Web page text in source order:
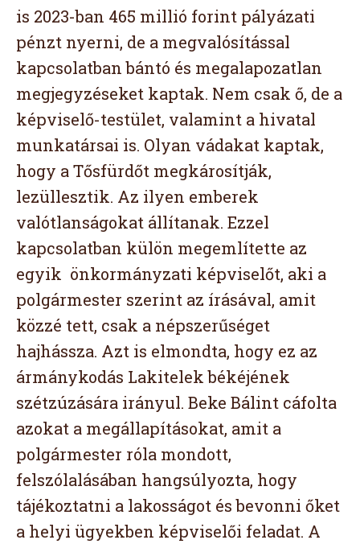
is 2023-ban 465 millió forint pályázati
pénzt nyerni, de a megvalósítással
kapcsolatban bántó és megalapozatlan
megjegyzéseket kaptak. Nem csak ő, de a
képviselő-testület, valamint a hivatal
munkatársai is. Olyan vádakat kaptak,
hogy a Tősfürdőt megkárosítják,
lezüllesztik. Az ilyen emberek
valótlanságokat állítanak. Ezzel
kapcsolatban külön megemlítette az
egyik önkormányzati képviselőt, aki a
polgármester szerint az írásával, amit
közzé tett, csak a népszerűséget
hajhássza. Azt is elmondta, hogy ez az
ármánykodás Lakitelek békéjének
szétzúzására irányul. Beke Bálint cáfolta
azokat a megállapításokat, amit a
polgármester róla mondott,
felszólalásában hangsúlyozta, hogy
tájékoztatni a lakosságot és bevonni őket
a helyi ügyekben képviselői feladat. A